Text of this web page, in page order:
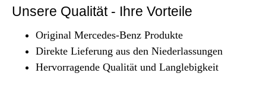
Unsere Qualität - Ihre Vorteile
Original Mercedes-Benz Produkte
Direkte Lieferung aus den Niederlassungen
Hervorragende Qualität und Langlebigkeit